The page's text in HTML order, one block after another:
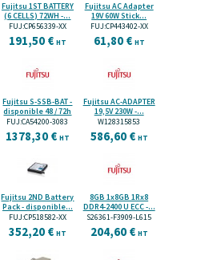
Fujitsu 1ST BATTERY
(6 CELLS) 72WH -...
FUJ:CP656339-XX
191,50 € HT
Fujitsu AC Adapter
19V 60W Stick...
FUJ:CP443402-XX
61,80 € HT
Fujitsu S-SSB-BAT -
disponible 48 / 72h
FUJ:CA54200-3083
1378,30 € HT
Fujitsu AC-ADAPTER
19,5V 230W -...
W128315853
586,60 € HT
Fujitsu 2ND Battery
Pack - disponible...
FUJ:CP518582-XX
352,20 € HT
8GB 1x8GB 1Rx8
DDR4-2400 U ECC -...
S26361-F3909-L615
204,60 € HT